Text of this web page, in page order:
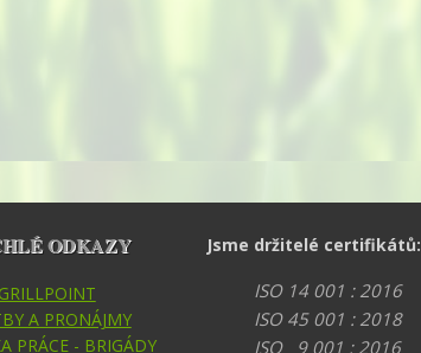
ODKAZY
GRILLPOINT
A PRONÁJMY
PRÁCE - BRIGÁDY
Jsme držitelé certifikátů:
ISO 14 001 : 2016
ISO 45 001 : 2018
ISO 9 001 : 2016